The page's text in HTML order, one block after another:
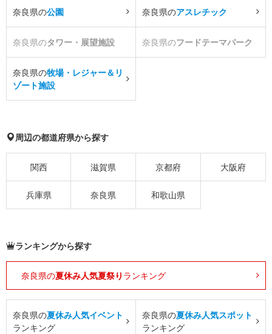
奈良県の公園 奈良県のアスレチック
奈良県のタワー・展望施設 奈良県のフードテーマパーク
奈良県の牧場・レジャー＆リ
ゾート施設
周辺の都道府県から探す
関西 滋賀県 京都府 大阪府
兵庫県 奈良県 和歌山県
ランキングから探す
奈良県の夏休み人気夏祭り ランキング
奈良県の夏休み人気イベント
ランキング
奈良県の夏休み人気スポット
ランキング